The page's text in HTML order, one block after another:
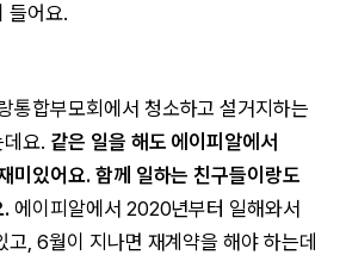
들어요.
통합부모회에서 청소하고 설거지하는
요. 같은 일을 해도 에이피알에서
미있어요. 함께 일하는 친구들이랑도
.에이피알에서 2020년부터 일해와서
고, 6월이 지나면 재계약을 해야 하는데